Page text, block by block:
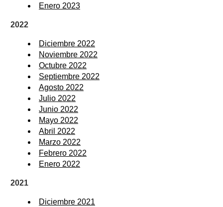
Enero 2023
2022
Diciembre 2022
Noviembre 2022
Octubre 2022
Septiembre 2022
Agosto 2022
Julio 2022
Junio 2022
Mayo 2022
Abril 2022
Marzo 2022
Febrero 2022
Enero 2022
2021
Diciembre 2021